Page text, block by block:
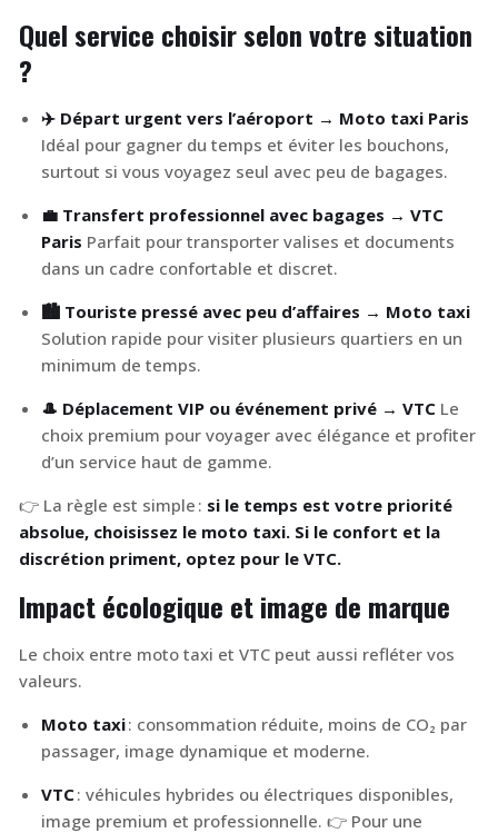
Quel service choisir selon votre situation
?
✈ ️ Départ urgent vers l’aéroport → Moto taxi Paris
Idéal pour gagner du temps et éviter les bouchons,
surtout si vous voyagez seul avec peu de bagages.
💼 Transfert professionnel avec bagages → VTC
Paris Parfait pour transporter valises et documents
dans un cadre confortable et discret.
🏙️ Touriste pressé avec peu d’affaires → Moto taxi
Solution rapide pour visiter plusieurs quartiers en un
minimum de temps.
🎩 Déplacement VIP ou événement privé → VTC Le
choix premium pour voyager avec élégance et profiter
d’un service haut de gamme.
👉 La règle est simple : si le temps est votre priorité
absolue, choisissez le moto taxi. Si le confort et la
discrétion priment, optez pour le VTC.
Impact écologique et image de marque
Le choix entre moto taxi et VTC peut aussi refléter vos
valeurs.
Moto taxi: consommation réduite, moins de CO₂ par
passager, image dynamique et moderne.
VTC: véhicules hybrides ou électriques disponibles,
image premium et professionnelle. 👉 Pour une